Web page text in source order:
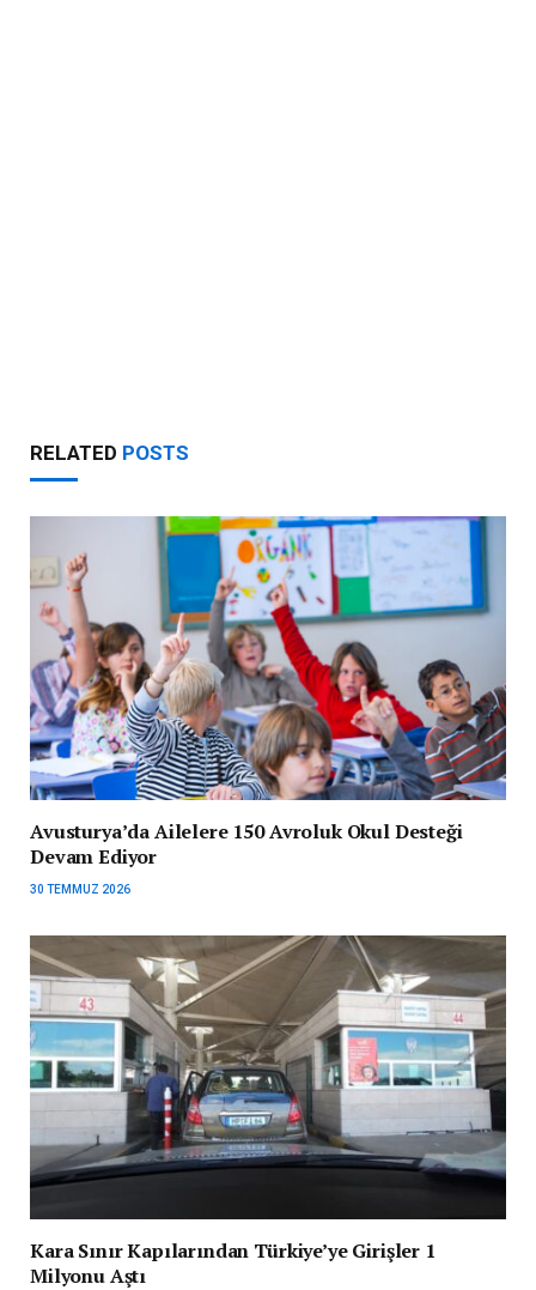
RELATED POSTS
Avusturya’da Ailelere 150 Avroluk Okul Desteği
Devam Ediyor
30 TEMMUZ 2026
Kara Sınır Kapılarından Türkiye’ye Girişler 1
Milyonu Aştı